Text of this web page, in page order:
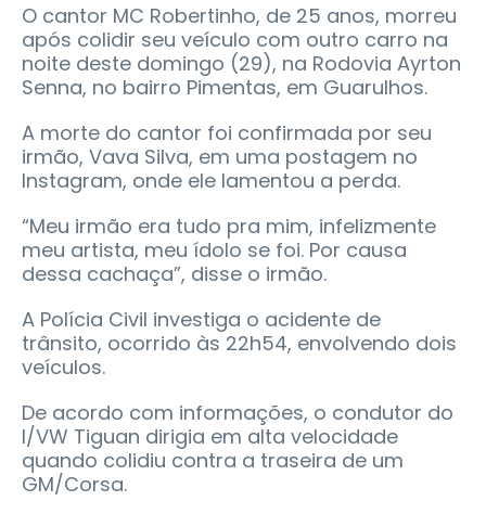
O cantor MC Robertinho, de 25 anos, morreu
após colidir seu veículo com outro carro na
noite deste domingo (29), na Rodovia Ayrton
Senna, no bairro Pimentas, em Guarulhos.
A morte do cantor foi confirmada por seu
irmão, Vava Silva, em uma postagem no
Instagram, onde ele lamentou a perda.
“Meu irmão era tudo pra mim, infelizmente
meu artista, meu ídolo se foi. Por causa
dessa cachaça”, disse o irmão.
A Polícia Civil investiga o acidente de
trânsito, ocorrido às 22h54, envolvendo dois
veículos.
De acordo com informações, o condutor do
I/VW Tiguan dirigia em alta velocidade
quando colidiu contra a traseira de um
GM/Corsa.